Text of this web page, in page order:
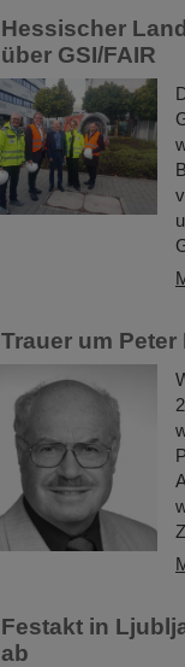
Hessischer
über GSI/FAIR
Trauer um Peter
Festakt in
ab